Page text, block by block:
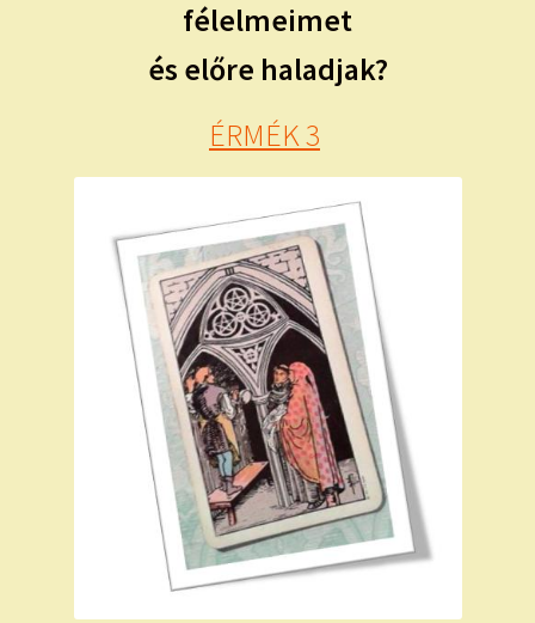
félelmeimet
és előre haladjak?
ÉRMÉK 3